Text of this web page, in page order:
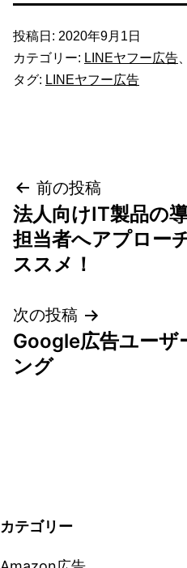
投稿日: 2020年9月1日
カテゴリー: LINEヤフー広告
タグ: LINEヤフー広告
投
稿
ナ
ビ
ゲ
ー
前の投稿
法人向けIT製品の
担当者へアプロー
ススメ！
次の投稿
Google広告ユーザ
ング
カテゴリー